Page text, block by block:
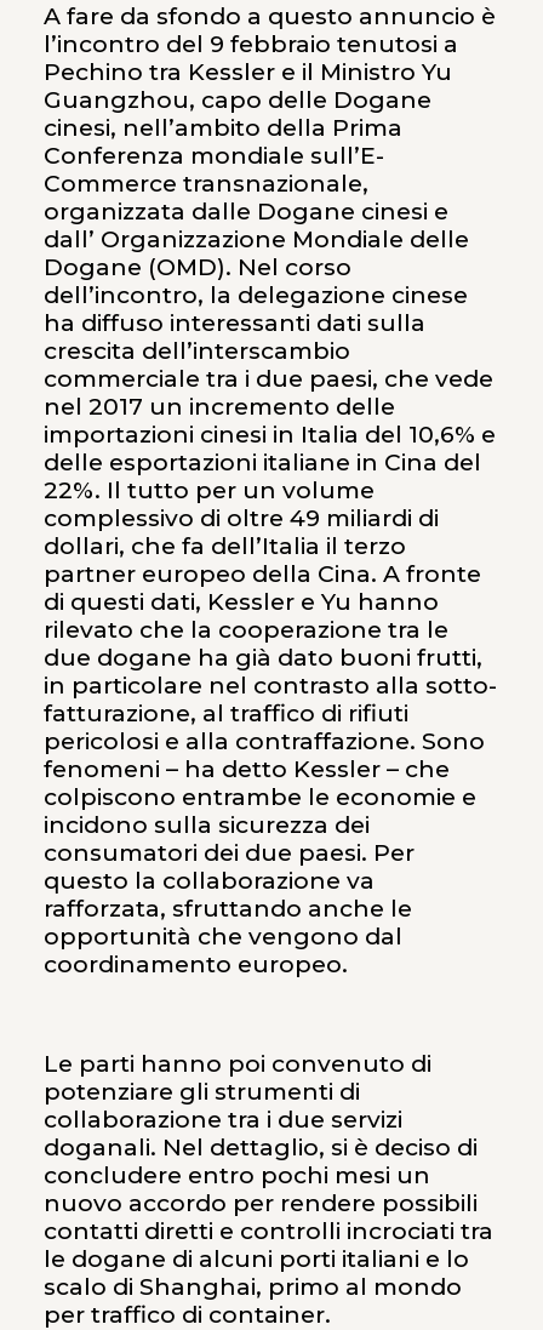
A fare da sfondo a questo annuncio è
l’incontro del 9 febbraio tenutosi a
Pechino tra Kessler e il Ministro Yu
Guangzhou, capo delle Dogane
cinesi, nell’ambito della Prima
Conferenza mondiale sull’E-
Commerce transnazionale,
organizzata dalle Dogane cinesi e
dall’ Organizzazione Mondiale delle
Dogane (OMD). Nel corso
dell’incontro, la delegazione cinese
ha diffuso interessanti dati sulla
crescita dell’interscambio
commerciale tra i due paesi, che vede
nel 2017 un incremento delle
importazioni cinesi in Italia del 10,6% e
delle esportazioni italiane in Cina del
22%. Il tutto per un volume
complessivo di oltre 49 miliardi di
dollari, che fa dell’Italia il terzo
partner europeo della Cina. A fronte
di questi dati, Kessler e Yu hanno
rilevato che la cooperazione tra le
due dogane ha già dato buoni frutti,
in particolare nel contrasto alla sotto-
fatturazione, al traffico di rifiuti
pericolosi e alla contraffazione. Sono
fenomeni – ha detto Kessler – che
colpiscono entrambe le economie e
incidono sulla sicurezza dei
consumatori dei due paesi. Per
questo la collaborazione va
rafforzata, sfruttando anche le
opportunità che vengono dal
coordinamento europeo.
Le parti hanno poi convenuto di
potenziare gli strumenti di
collaborazione tra i due servizi
doganali. Nel dettaglio, si è deciso di
concludere entro pochi mesi un
nuovo accordo per rendere possibili
contatti diretti e controlli incrociati tra
le dogane di alcuni porti italiani e lo
scalo di Shanghai, primo al mondo
per traffico di container.